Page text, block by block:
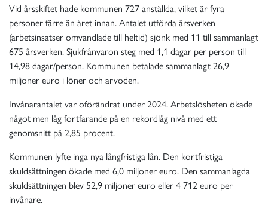
Vid årsskiftet hade kommunen 727 anställda, vilket är fyra
personer färre än året innan. Antalet utförda årsverken
(arbetsinsatser omvandlade till heltid) sjönk med 11 till sammanlagt
675 årsverken. Sjukfrånvaron steg med 1,1 dagar per person till
14,98 dagar/person. Kommunen betalade sammanlagt 26,9
miljoner euro i löner och arvoden.
Invånarantalet var oförändrat under 2024. Arbetslösheten ökade
något men låg fortfarande på en rekordlåg nivå med ett
genomsnitt på 2,85 procent.
Kommunen lyfte inga nya långfristiga lån. Den kortfristiga
skuldsättningen ökade med 6,0 miljoner euro. Den sammanlagda
skuldsättningen blev 52,9 miljoner euro eller 4 712 euro per
invånare.